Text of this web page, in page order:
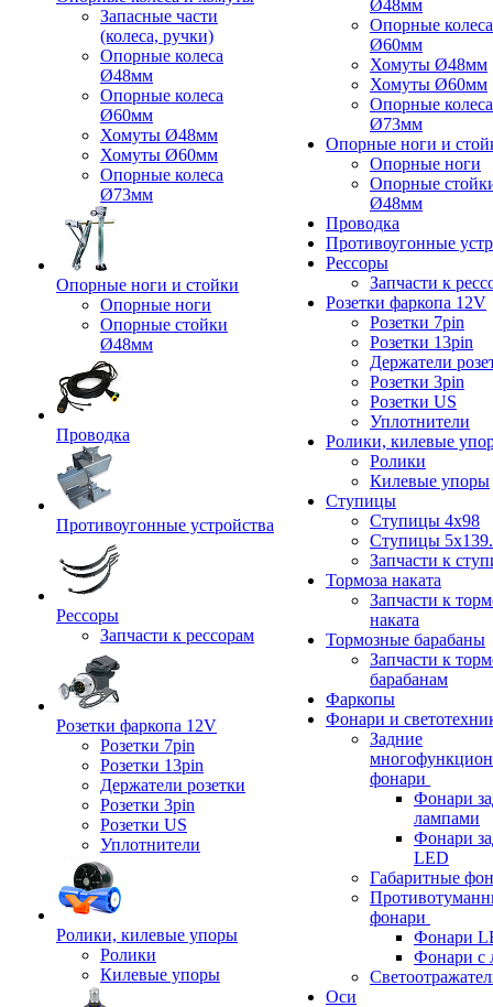
Запасные части
(колеса, ручки)
Опорные колеса
Ø48мм
Опорные колеса
Ø60мм
Хомуты Ø48мм
Хомуты Ø60мм
Опорные колеса
Ø73мм
Опорные ноги и стойки
Опорные ноги
Опорные стойки
Ø48мм
Проводка
Противоугонные устройства
Рессоры
Запчасти к рессорам
Розетки фаркопа 12V
Розетки 7pin
Розетки 13pin
Держатели розетки
Розетки 3pin
Розетки US
Уплотнители
Ролики, килевые упоры
Ролики
Килевые упоры
Ø48мм
Опорные колеса
Ø60мм
Хомуты Ø48мм
Хомуты Ø60мм
Опорные колеса
Ø73мм
Опорные ноги и
Опорные ноги
Опорные
Ø48мм
Проводка
Противоугонные
Рессоры
Запчасти к
Розетки фаркопа 12V
Розетки 7pin
Розетки 13pin
Держатели
Розетки 3pin
Розетки US
Уплотнители
Ролики, килевые
Ролики
Килевые упоры
Ступицы
Ступицы 4x98
Ступицы
Запчасти к
Тормоза наката
Запчасти к
наката
Тормозные барабаны
Запчасти к
барабанам
Фаркопы
Фонари и
Задние
фонари
Фонари
лампами
Фонари
LED
Габаритные
фонари
Фонари
Фонари с
Оси